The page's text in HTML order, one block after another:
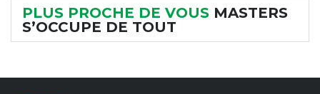
PLUS PROCHE DE VOUS MASTERS
S’OCCUPE DE TOUT